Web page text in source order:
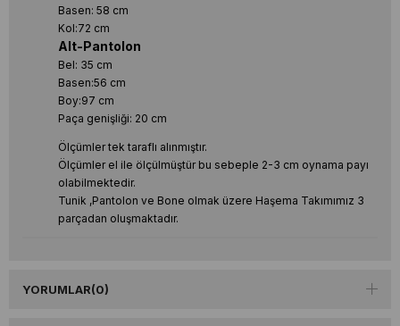
Basen: 58 cm
Kol:72 cm
Alt-Pantolon
Bel: 35 cm
Basen:56 cm
Boy:97 cm
Paça genişliği: 20 cm
Ölçümler tek taraflı alınmıştır.
Ölçümler el ile ölçülmüştür bu sebeple 2-3 cm oynama payı
olabilmektedir.
Tunik ,Pantolon ve Bone olmak üzere Haşema Takımımız 3
parçadan oluşmaktadır.
YORUMLAR(0)